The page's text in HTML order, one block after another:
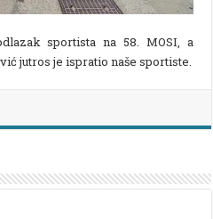
sportista na 58. MOSI, a
jutros je ispratio naše sportiste.